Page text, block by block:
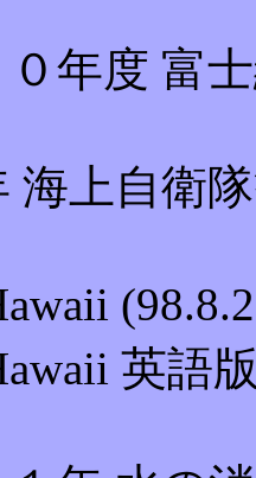
年度 富
海上自衛
英語